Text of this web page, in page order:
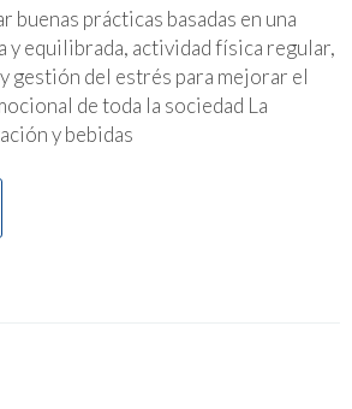
buenas prácticas basadas en una
y equilibrada, actividad física regular,
gestión del estrés para mejorar el
de toda la sociedad La
y bebidas